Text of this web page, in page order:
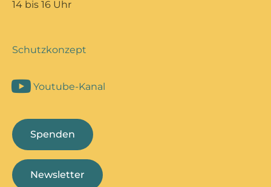
14 bis 16 Uhr
Schutzkonzept
Youtube-Kanal
Spenden
Newsletter